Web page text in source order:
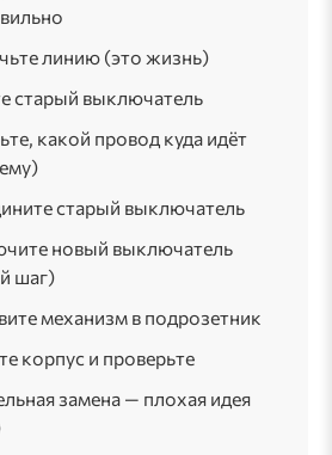
линию (это жизнь)
старый выключатель
какой провод куда идёт
старый выключатель
новый выключатель
шаг)
механизм в подрозетник
корпус и проверьте
замена — плохая идея